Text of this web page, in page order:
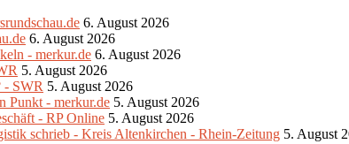
6. August 2026
6. August 2026
- merkur.de 6. August 2026
5. August 2026
- SWR 5. August 2026
Punkt - merkur.de 5. August 2026
- RP Online 5. August 2026
schrieb - Kreis Altenkirchen - Rhein-Zeitung 5. August